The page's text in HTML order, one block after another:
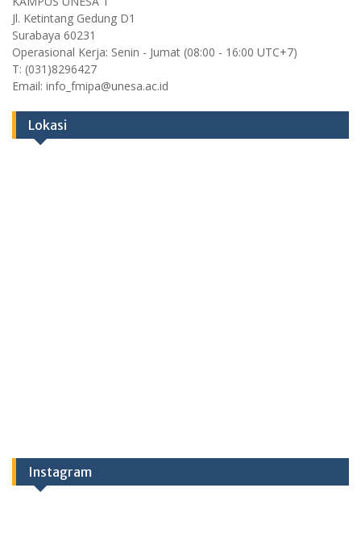
Jl. Ketintang Gedung D1
Surabaya 60231
Operasional Kerja: Senin - Jumat (08:00 - 16:00 UTC+7)
T: (031)8296427
Email: info_fmipa@unesa.ac.id
Lokasi
Instagram